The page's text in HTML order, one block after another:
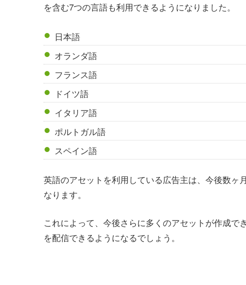
を含む7つの言語も利用できるようになりました。
日本語
オランダ語
フランス語
ドイツ語
イタリア語
ポルトガル語
スペイン語
英語のアセットを利用している広告主は、今後数
なります。
これによって、今後さらに多くのアセットが作成
を配信できるようになるでしょう。